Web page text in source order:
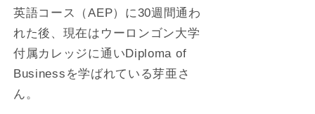
英語コース（AEP）に30週間通わ
れた後、現在はウーロンゴン大学
付属カレッジに通いDiploma of
Businessを学ばれている芽亜さ
ん。